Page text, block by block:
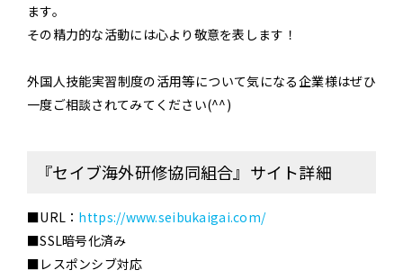
ます。
その精力的な活動には心より敬意を表します！
外国人技能実習制度の活用等について気になる企業様はぜひ
一度ご相談されてみてください(^^)
『セイブ海外研修協同組合』サイト詳細
■URL： https://www.seibukaigai.com/
■SSL暗号化済み
■レスポンシブ対応